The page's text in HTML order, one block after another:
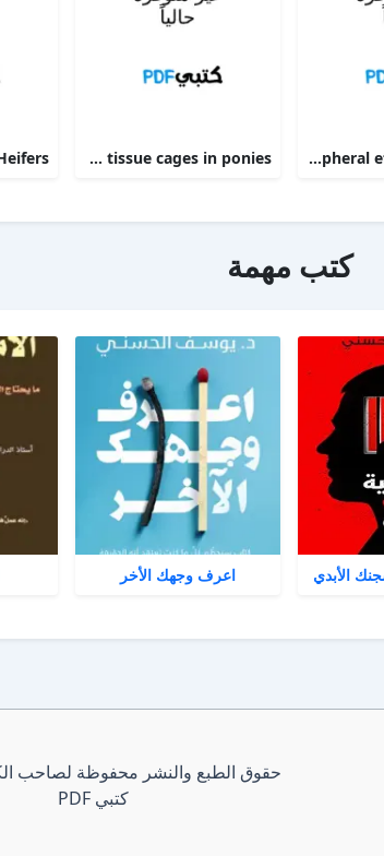
The alpha 2-adrenoceptor agonists xylazine and guanfacine exert different central nervous system, but comparable peripheral effects in calves
Clinical efficacy of intravenous administration of marbofloxacin in a Staphylococcus aureus infection in tissue cages in ponies
كتب مهمة
الأبدي اعرف وجهك الأخر
كتبي PDF